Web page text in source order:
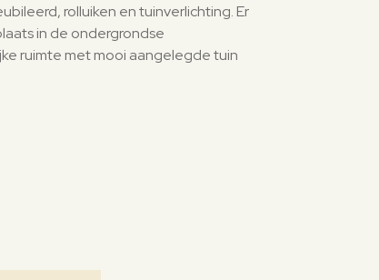
rolluiken en tuinverlichting. Er
in de ondergrondse
ruimte met mooi aangelegde tuin